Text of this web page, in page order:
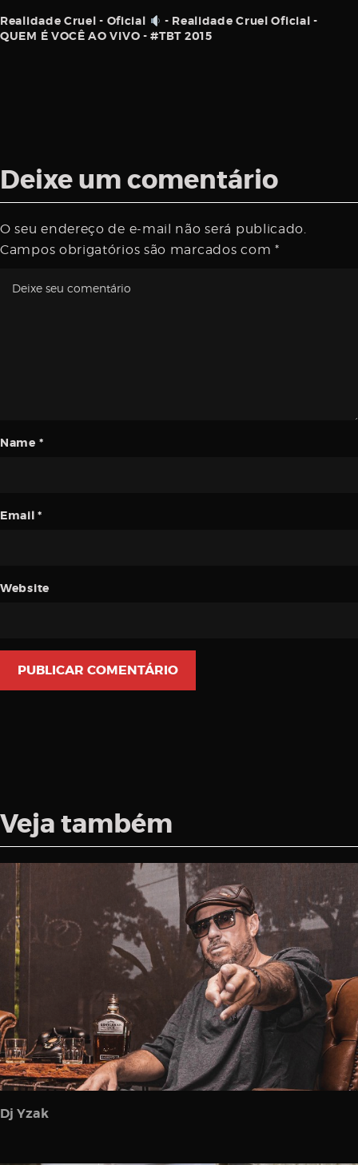
Realidade Cruel - Oficial
- Realidade Cruel Oficial -
QUEM É VOCÊ AO VIVO - #TBT 2015
Deixe um comentário
O seu endereço de e-mail não será publicado.
Campos obrigatórios são marcados com *
Name *
Email*
Website
Veja também
Dj Yzak